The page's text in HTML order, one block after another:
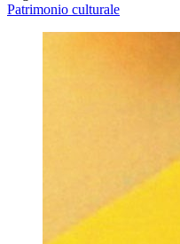
Patrimonio culturale